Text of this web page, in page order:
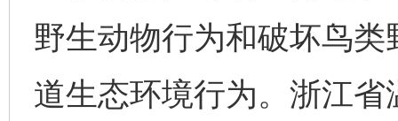
野生动物行为和破坏鸟
道生态环境行为。浙江